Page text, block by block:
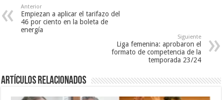
Anterior
Empiezan a aplicar el tarifazo del
46 por ciento en la boleta de
energía
Siguiente
Liga femenina: aprobaron el
formato de competencia de la
temporada 23/24
Artículos Relacionados